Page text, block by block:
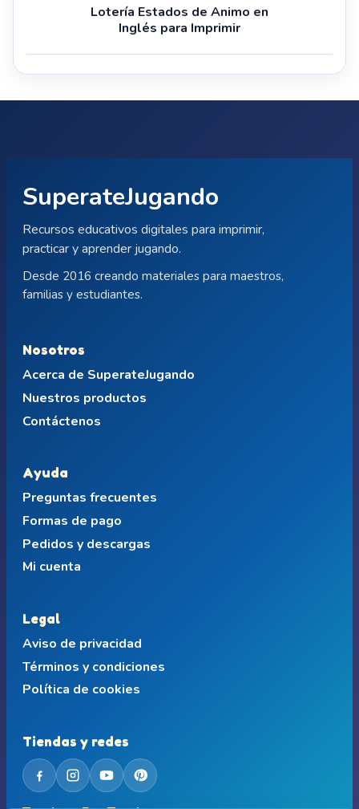
Lotería Estados de Animo en
Inglés para Imprimir
SuperateJugando
Recursos educativos digitales para imprimir,
practicar y aprender jugando.
Desde 2016 creando materiales para maestros,
familias y estudiantes.
Nosotros
Acerca de SuperateJugando
Nuestros productos
Contáctenos
Ayuda
Preguntas frecuentes
Formas de pago
Pedidos y descargas
Mi cuenta
Legal
Aviso de privacidad
Términos y condiciones
Política de cookies
Tiendas y redes